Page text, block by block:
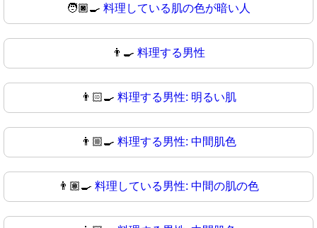
🧑🏿‍🍳 料理している肌の色が暗い人
👨‍🍳 料理する男性
👨🏻‍🍳 料理する男性: 明るい肌
👨🏼‍🍳 料理する男性: 中間肌色
👨🏽‍🍳 料理している男性: 中間の肌の色